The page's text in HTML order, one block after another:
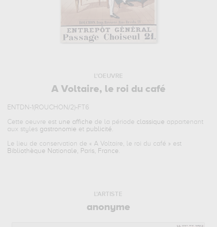
L'OEUVRE
A Voltaire, le roi du café
ENTDN-1(ROUCHON/2)-FT6
Cette oeuvre est une affiche de la période classique appartenant
aux styles gastronomie et publicité.
Le lieu de conservation de «A Voltaire, le roi du café » est
Bibliothèque Nationale, Paris, France.
L'ARTISTE
anonyme